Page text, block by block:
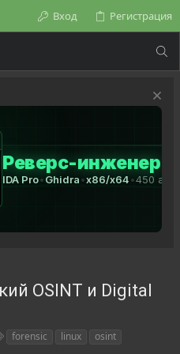
Вход Регистрация
OSINT и Digital
forensic linux osint